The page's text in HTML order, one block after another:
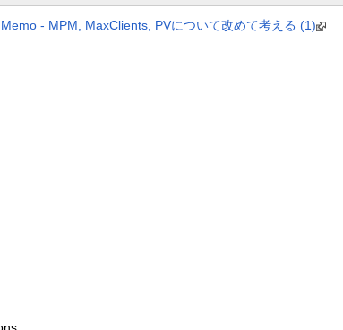
- MPM, MaxClients, PVについて改めて考える (1)